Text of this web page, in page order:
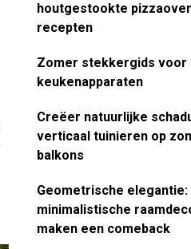
houtgestookte
recepten
Zomer stekkergids voor
keukenapparaten
Creëer natuurlijke
verticaal tuinieren op
balkons
Geometrische elegantie:
minimalistische
maken een comeback